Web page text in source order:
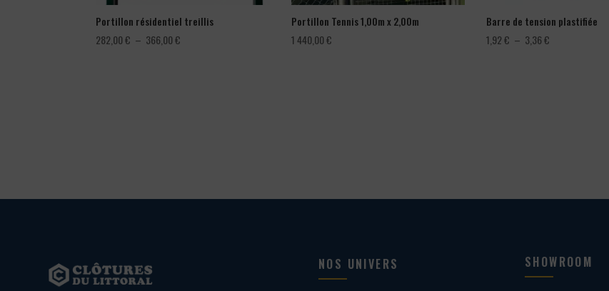
Portillon résidentiel treillis
282,00€ – 366,00€
Portillon Tennis 1,00m x 2,00m
1 440,00€
Barre de tension plastifiée
1,92€ – 3,36€
NOS UNIVERS SHOWROOM